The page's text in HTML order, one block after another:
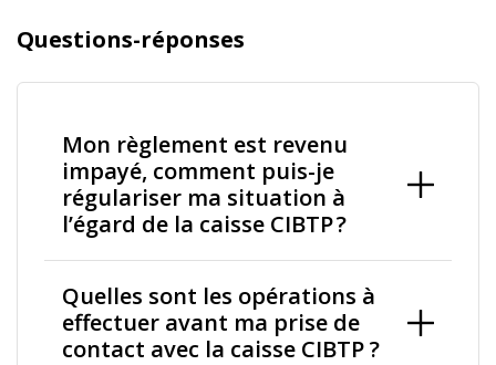
Questions-réponses
Mon règlement est revenu
impayé, comment puis-je
régulariser ma situation à
l’égard de la caisse CIBTP ?
Quelles sont les opérations à
effectuer avant ma prise de
contact avec la caisse CIBTP ?